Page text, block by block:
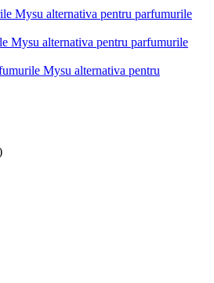
Mysu alternativa pentru parfumurile
Mysu alternativa pentru parfumurile
Mysu alternativa pentru